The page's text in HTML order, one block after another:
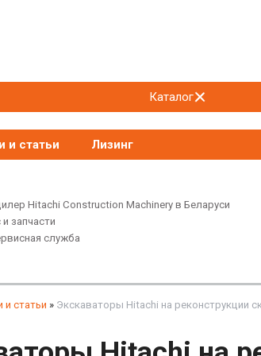
Каталог
и статьи Лизинг
Hitachi Construction Machinery в Беларуси
запчасти
служба
и статьи » Экскаваторы Hitachi на реконструкции